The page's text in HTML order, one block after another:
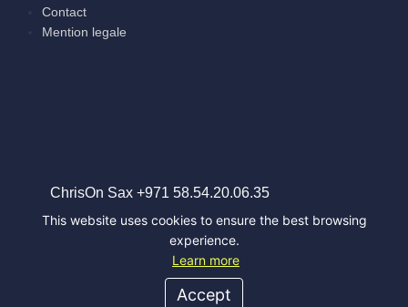
Contact
Mention legale
This website uses cookies to ensure the best browsing
experience.
Learn more
Accept
ChrisOn Sax +971 58.54.20.06.35
contact@chrisonsax.com
Bacs à sable créatifs